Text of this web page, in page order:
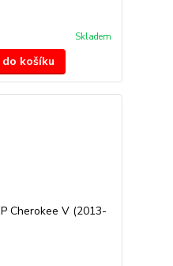
Skladem
košíku